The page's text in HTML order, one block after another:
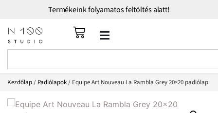
Termékeink folyamatos feltöltés alatt!
Kezdőlap/ Padlólapok/ Equipe Art Nouveau La Rambla Grey 20×20 padlólap